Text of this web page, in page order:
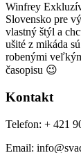
Winfrey
Slovensko pre
vlastný štýl a
ušité z mikáda
robenými
časopisu 😉
Kontakt
Telefon: + 421
Email: